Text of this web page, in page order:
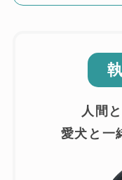
人間
愛犬と一